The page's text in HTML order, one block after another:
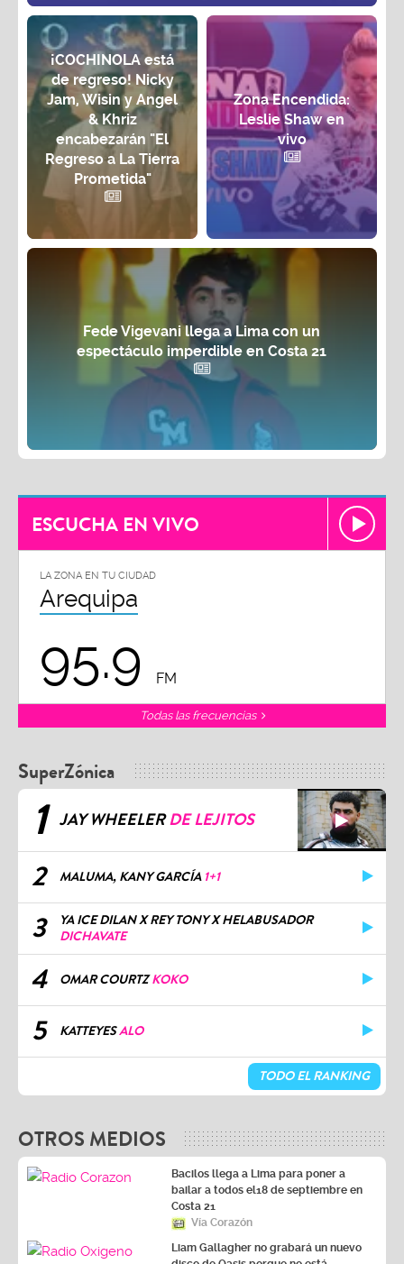
¡COCHINOLA está
de regreso! Nicky
Jam, Wisin y Angel
& Khriz
encabezarán "El
Regreso a La Tierra
Prometida"
Zona Encendida:
Leslie Shaw en
vivo
Fede Vigevani llega a Lima con un
espectáculo imperdible en Costa 21
ESCUCHA EN VIVO
LA ZONA EN TU CIUDAD
Arequipa
95.9 FM
Todas las frecuencias
SuperZónica
1 JAY WHEELERDE LEJITOS
2 MALUMA, KANY GARCÍA 1+1
3
YA ICE DILAN X REY TONY X HELABUSADOR
DICHAVATE
4 OMAR COURTZKOKO
5 KATTEYESALO
TODO EL RANKING
OTROS MEDIOS
Bacilos llega a Lima para poner a
bailar a todos el18 de septiembre en
Costa 21
Vía Corazón
Liam Gallagher no grabará un nuevo